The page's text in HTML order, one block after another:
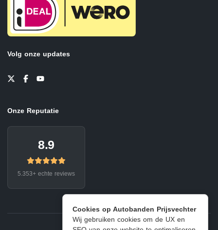
Cookies op Autobanden Prijsvechter
Wij gebruiken cookies om de UX en
Volg onze updates
Onze Reputatie
8.9
5.353+ echte reviews